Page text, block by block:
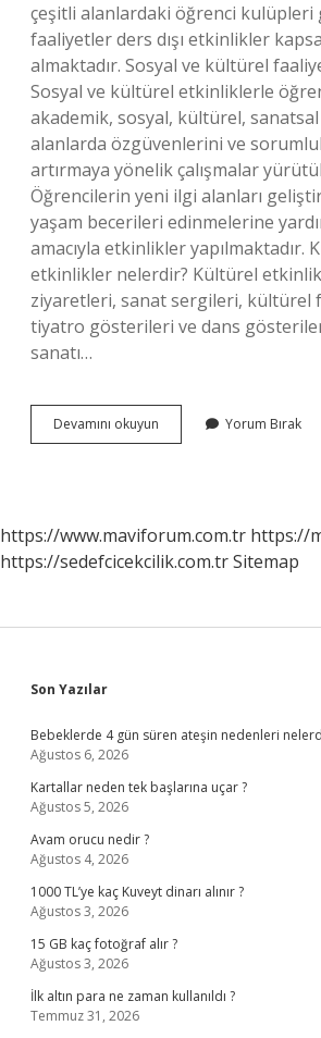
çeşitli alanlardaki öğrenci kulüpleri
faaliyetler ders dışı etkinlikler
almaktadır. Sosyal ve kültürel
Sosyal ve kültürel etkinliklerle
akademik, sosyal, kültürel,
alanlarda özgüvenlerini ve
artırmaya yönelik çalışmalar
Öğrencilerin yeni ilgi alanları
yaşam becerileri edinmelerine
amacıyla etkinlikler yapılmaktadır.
etkinlikler nelerdir? Kültürel
ziyaretleri, sanat sergileri, kültürel
tiyatro gösterileri ve dans
sanatı…
Devamını okuyun Okullarda
Yapılan
Nelerdir
Yorum Bırak
https://www.maviforum.com.tr https://
https://sedefcicekcilik.com.trSitemap
Sidebar
Son Yazılar
Bebeklerde 4 gün süren ateşin nedenleri
Ağustos 6, 2026
Kartallar neden tek başlarına uçar ?
Ağustos 5, 2026
Avam orucu nedir ?
Ağustos 4, 2026
1000 TL’ye kaç Kuveyt dinarı alınır ?
Ağustos 3, 2026
15 GB kaç fotoğraf alır ?
Ağustos 3, 2026
İlk altın para ne zaman kullanıldı ?
Temmuz 31, 2026